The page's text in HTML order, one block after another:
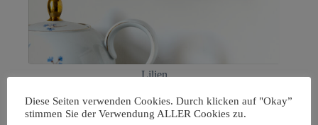
Lilien
inkl. MwSt.
Diese Seiten verwenden Cookies. Durch klicken auf "Okay”
stimmen Sie der Verwendung ALLER Cookies zu.